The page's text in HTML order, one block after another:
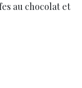
au chocolat et